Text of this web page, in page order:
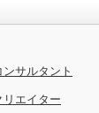
サルタント
エイター